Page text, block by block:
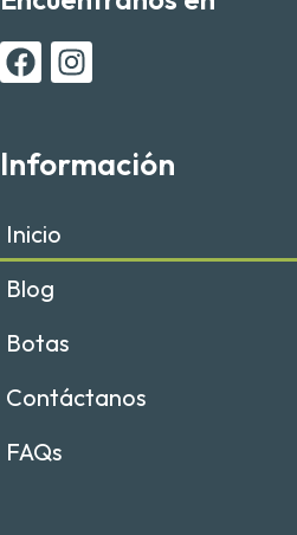
F
a
e
b
o
k
I
n
a
a
Información
Inicio
Blog
Botas
Contáctanos
FAQs